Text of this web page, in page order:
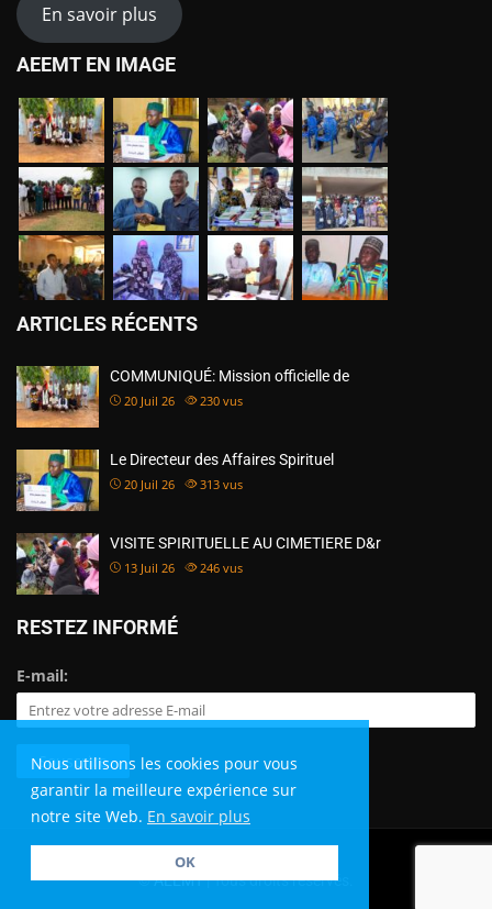
Nous utilisons les cookies pour vous
garantir la meilleure expérience sur
notre site Web. En savoir plus
OK
En savoir plus
AEEMT EN IMAGE
ARTICLES RÉCENTS
COMMUNIQUÉ: Mission officielle de
20 Juil 26 230 vus
Le Directeur des Affaires Spirituel
20 Juil 26 313 vus
VISITE SPIRITUELLE AU CIMETIERE D&r
13 Juil 26 246 vus
RESTEZ INFORMÉ
E-mail:
©AEEMT| Tous droits réservés.